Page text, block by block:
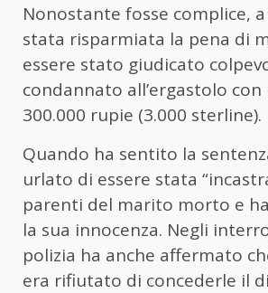
Nonostante fosse complice,
stata risparmiata la pena di
essere stato giudicato
condannato all’ergastolo
300.000 rupie (3.000 sterline).
Quando ha sentito la
urlato di essere stata
parenti del marito morto e
la sua innocenza. Negli
polizia ha anche affermato
era rifiutato di concederle il